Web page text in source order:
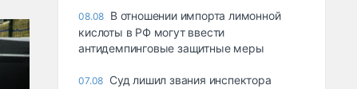
08.08 В отношении импорта лимонной
кислоты в РФ могут ввести
антидемпинговые защитные меры
07.08 Суд лишил звания инспектора